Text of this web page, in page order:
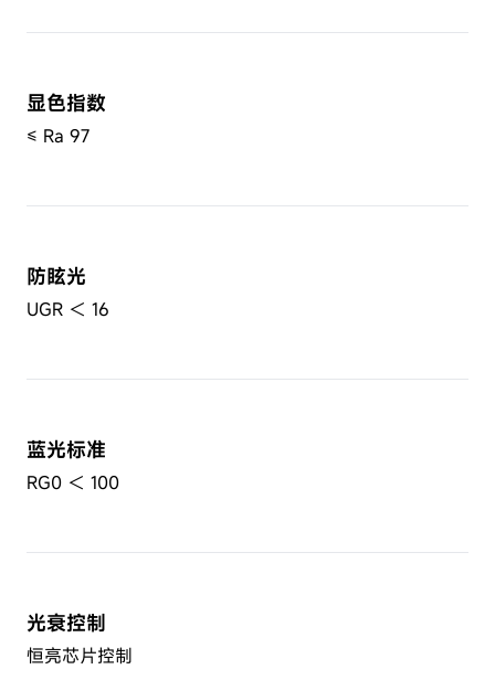
显色指数
≤ Ra 97
防眩光
UGR ＜ 16
蓝光标准
RG0 ＜ 100
光衰控制
恒亮芯片控制